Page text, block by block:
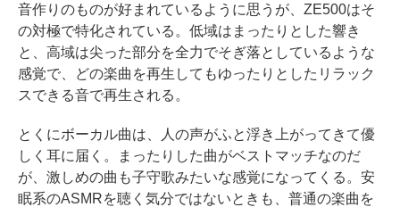
音作りのものが好まれているように思うが、ZE500はそ
の対極で特化されている。低域はまったりとした響き
と、高域は尖った部分を全力でそぎ落としているような
感覚で、どの楽曲を再生してもゆったりとしたリラック
スできる音で再生される。
とくにボーカル曲は、人の声がふと浮き上がってきて優
しく耳に届く。まったりした曲がベストマッチなのだ
が、激しめの曲も子守歌みたいな感覚になってくる。安
眠系のASMRを聴く気分ではないときも、普通の楽曲を